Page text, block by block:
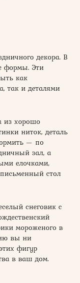
декора. В
формы. Эти
как
так и деталями
из хорошо
ниток, деталь
— по
зал, а
елочками,
стол
снеговик с
мороженого в
вы ни
фигур
в ваш дом.